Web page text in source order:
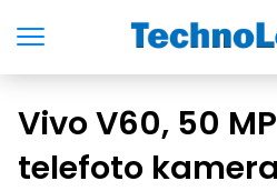
Vivo V60, 50
telefoto